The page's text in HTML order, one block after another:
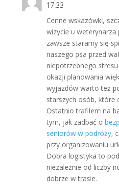
17:33
Cenne wskazówki,
wizycie u weterynarza
zawsze staramy się
naszego psa przed
niepotrzebnego
okazji planowania
wyjazdów warto też
starszych osób, które
Ostatnio trafiłem na
tym, jak zadbać o
seniorów w podróży,
przy organizowaniu
Dobra logistyka to
niezależnie od liczby
dobrze w trasie.